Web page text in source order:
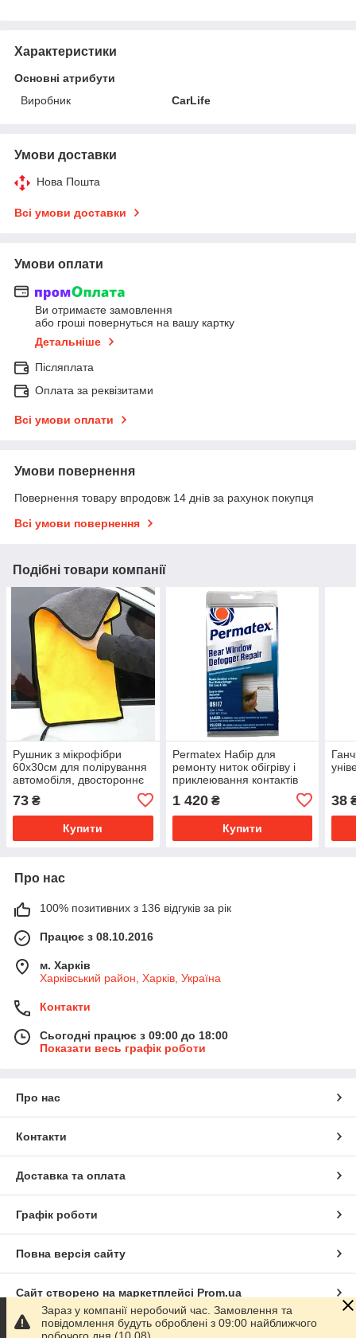
Характеристики
Основні атрибути
Виробник
CarLife
Умови доставки
Нова Пошта
Всі умови доставки
Умови оплати
Ви отримаєте замовлення
або гроші повернуться на вашу картку
Детальніше
Післяплата
Оплата за реквізитами
Всі умови оплати
Умови повернення
Повернення товару впродовж 14 днів за рахунок покупця
Всі умови повернення
Подібні товари компанії
Рушник з мікрофібри
60x30см для полірування
автомобіля, двостороннє
73 ₴
Купити
Permatex Набір для
ремонту ниток обігріву і
приклеювання контактів
1 420₴
Купити
38
Про нас
100% позитивних з 136 відгуків за рік
Працює з 08.10.2016
м. Харків
Харківський район, Харків, Україна
Контакти
Сьогодні працює з 09:00 до 18:00
Показати весь графік роботи
Про нас
Контакти
Доставка та оплата
Графік роботи
Повна версія сайту
Сайт створено на маркетплейсі Prom.ua
Політика конфіденційності
Зараз у компанії неробочий час. Замовлення та
повідомлення будуть оброблені з 09:00 найближчого